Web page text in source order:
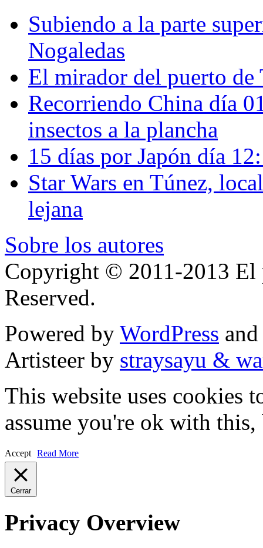
Subiendo a la parte
Nogaledas
El mirador del puerto de
Recorriendo China día
insectos a la plancha
15 días por Japón día
Star Wars en Túnez,
lejana
Sobre los autores
Copyright © 2011-2013 El
Reserved.
Powered by WordPress and
Artisteer by straysayu &
This website uses cookies
assume you're ok with
Accept Read More
Cerrar
Privacy Overview